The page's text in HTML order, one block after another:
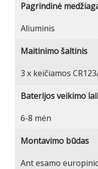
Pagrindinė
Aliuminis
Maitinimo šaltinis
3 x keičiamos
Baterijos veikimo
6-8 mėn
Montavimo būdas
Ant esamo